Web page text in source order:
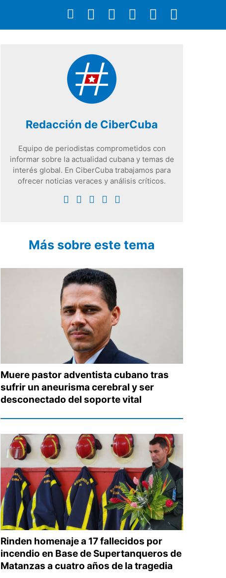
Redacción de CiberCuba
Equipo de periodistas comprometidos con
informar sobre la actualidad cubana y temas de
interés global. En CiberCuba trabajamos para
ofrecer noticias veraces y análisis críticos.
Más sobre este tema
Muere pastor adventista cubano tras
sufrir un aneurisma cerebral y ser
desconectado del soporte vital
Rinden homenaje a 17 fallecidos por
incendio en Base de Supertanqueros de
Matanzas a cuatro años de la tragedia